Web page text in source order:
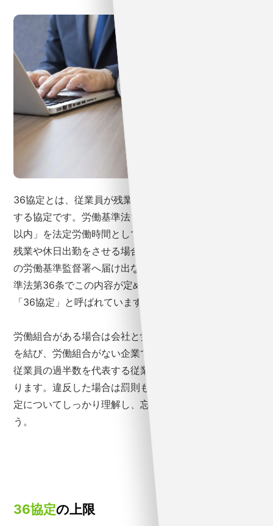
36協定とは、従業員が残業する場合に、労使間で締結
する協定です。労働基準法では「1日8時間、週40時間
以内」を法定労働時間として定めており、これを超えて
残業や休日出勤をさせる場合は36協定を締結して所轄
の労働基準監督署へ届け出なければなりません。労働基
準法第36条でこの内容が定められていることから、
「36協定」と呼ばれています。
労働組合がある場合は会社と労働組合が書面による協定
を結び、労働組合がない企業では、投票などで選出した
従業員の過半数を代表する従業員と協定を結ぶ必要があ
ります。違反した場合は罰則もあるため、企業は36協
定についてしっかり理解し、忘れず届出を行いましょ
う。
36協定の上限